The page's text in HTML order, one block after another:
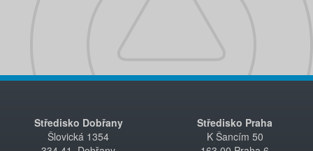
Středisko Dobřany
Šlovická 1354
Středisko Praha
K Šancím 50